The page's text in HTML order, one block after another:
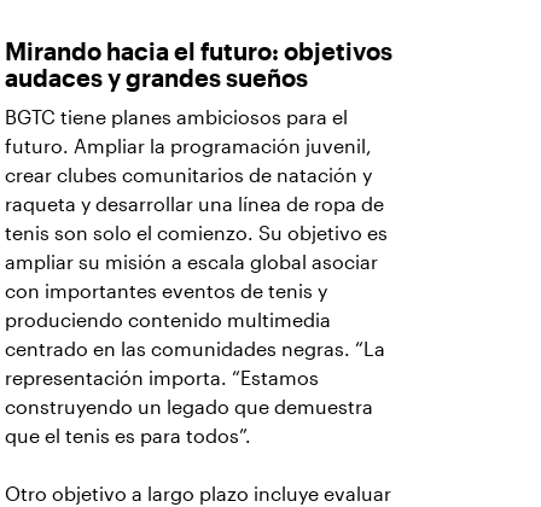
Mirando hacia el futuro: objetivos
audaces y grandes sueños
BGTC tiene planes ambiciosos para el
futuro. Ampliar la programación juvenil,
crear clubes comunitarios de natación y
raqueta y desarrollar una línea de ropa de
tenis son solo el comienzo. Su objetivo es
ampliar su misión a escala global asociar
con importantes eventos de tenis y
produciendo contenido multimedia
centrado en las comunidades negras. “La
representación importa. “Estamos
construyendo un legado que demuestra
que el tenis es para todos”.
Otro objetivo a largo plazo incluye evaluar